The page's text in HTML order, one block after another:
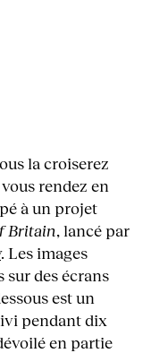
la croiserez
rendez en
à un projet
Britain, lancé par
. Les images
sur des écrans
est un
pendant dix
en partie